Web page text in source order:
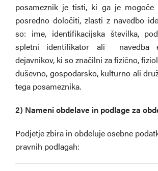
posameznik je tisti, ki ga je mogoče
posredno določiti, zlasti z navedbo
so: ime, identifikacijska številka,
spletni identifikator ali navedba
dejavnikov, ki so značilni za fizično,
duševno, gospodarsko, kulturno ali
tega posameznika.
2) Nameni obdelave in podlage za
Podjetje zbira in obdeluje osebne
pravnih podlagah: